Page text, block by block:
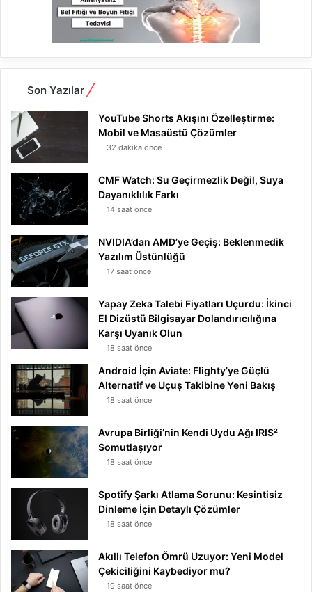
Son Yazılar
YouTube Shorts Akışını Özelleştirme:
Mobil ve Masaüstü Çözümler
32 dakika önce
CMF Watch: Su Geçirmezlik Değil, Suya
Dayanıklılık Farkı
14 saat önce
NVIDIA’dan AMD’ye Geçiş: Beklenmedik
Yazılım Üstünlüğü
17 saat önce
Yapay Zeka Talebi Fiyatları Uçurdu: İkinci
El Dizüstü Bilgisayar Dolandırıcılığına
Karşı Uyanık Olun
18 saat önce
Android İçin Aviate: Flighty’ye Güçlü
Alternatif ve Uçuş Takibine Yeni Bakış
18 saat önce
Avrupa Birliği’nin Kendi Uydu Ağı IRIS²
Somutlaşıyor
18 saat önce
Spotify Şarkı Atlama Sorunu: Kesintisiz
Dinleme İçin Detaylı Çözümler
18 saat önce
Akıllı Telefon Ömrü Uzuyor: Yeni Model
Çekiciliğini Kaybediyor mu?
19 saat önce